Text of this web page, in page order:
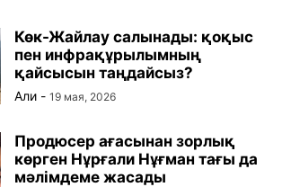
Көк-Жайлау салынады: қоқыс
пен инфрақұрылымның
қайсысын таңдайсыз?
Али - 19 мая, 2026
Продюсер ағасынан зорлық
көрген Нұрғали Нұғман тағы да
мәлімдеме жасады